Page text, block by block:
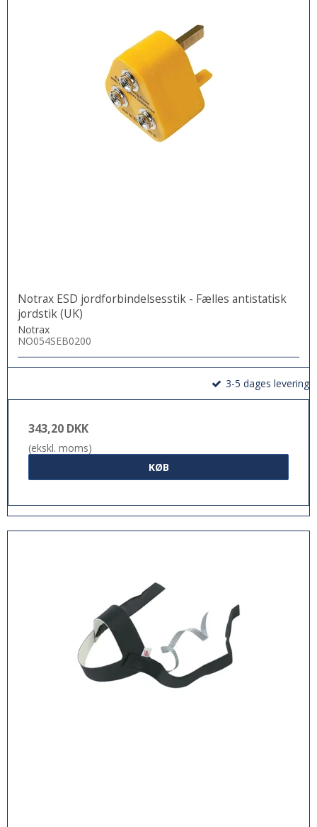
Notrax ESD jordforbindelsesstik - Fælles antistatisk
jordstik (UK)
Notrax
NO054SEB0200
3-5 dages levering
343,20 DKK
(ekskl. moms)
KØB